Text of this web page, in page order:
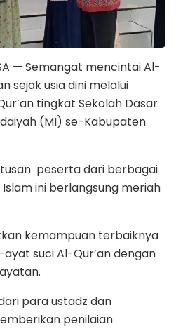
— Semangat mencintai Al-
sejak usia dini melalui
tingkat Sekolah Dasar
(MI) se-Kabupaten
peserta dari berbagai
ini berlangsung meriah
kemampuan terbaiknya
suci Al-Qur’an dengan
para ustadz dan
penilaian